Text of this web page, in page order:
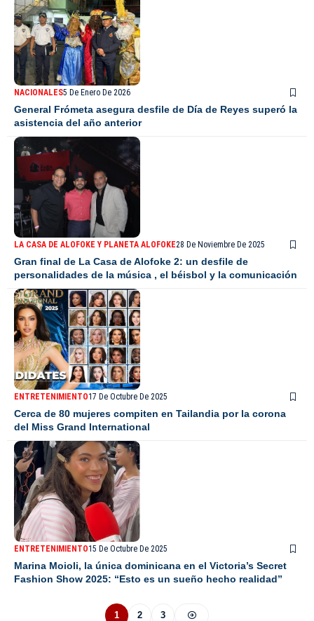
NACIONALES5 De Enero De 2026
General Frómeta asegura desfile de Día de Reyes superó la
asistencia del año anterior
LA CASA DE ALOFOKE Y PLANETA ALOFOKE28 De Noviembre De 2025
Gran final de La Casa de Alofoke 2: un desfile de
personalidades de la música , el béisbol y la comunicación
ENTRETENIMIENTO17 De Octubre De 2025
Cerca de 80 mujeres compiten en Tailandia por la corona
del Miss Grand International
ENTRETENIMIENTO15 De Octubre De 2025
Marina Moioli, la única dominicana en el Victoria’s Secret
Fashion Show 2025: “Esto es un sueño hecho realidad”
1 2 3